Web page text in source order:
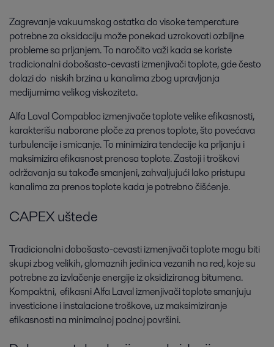
Zagrevanje vakuumskog ostatka do visoke temperature
potrebne za oksidaciju može ponekad uzrokovati ozbiljne
probleme sa prljanjem. To naročito važi kada se koriste
tradicionalni dobošasto-cevasti izmenjivači toplote, gde često
dolazi do niskih brzina u kanalima zbog upravljanja
medijumima velikog viskoziteta.
Alfa Laval Compabloc izmenjivače toplote velike efikasnosti,
karakterišu naborane ploče za prenos toplote, što povećava
turbulencije i smicanje. To minimizira tendecije ka prljanju i
maksimizira efikasnost prenosa toplote. Zastoji i troškovi
održavanja su takođe smanjeni, zahvaljujući lako pristupu
kanalima za prenos toplote kada je potrebno čišćenje.
CAPEX uštede
Tradicionalni dobošasto-cevasti izmenjivači toplote mogu biti
skupi zbog velikih, glomaznih jedinica vezanih na red, koje su
potrebne za izvlačenje energije iz oksidiziranog bitumena.
Kompaktni, efikasni Alfa Laval izmenjivači toplote smanjuju
investicione i instalacione troškove, uz maksimiziranje
efikasnosti na minimalnoj podnoj površini.